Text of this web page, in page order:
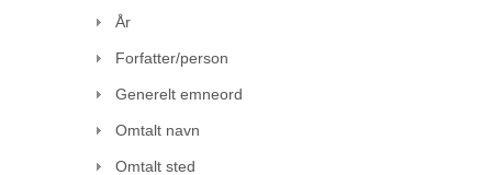
År
Forfatter/person
Generelt emneord
Omtalt navn
Omtalt sted